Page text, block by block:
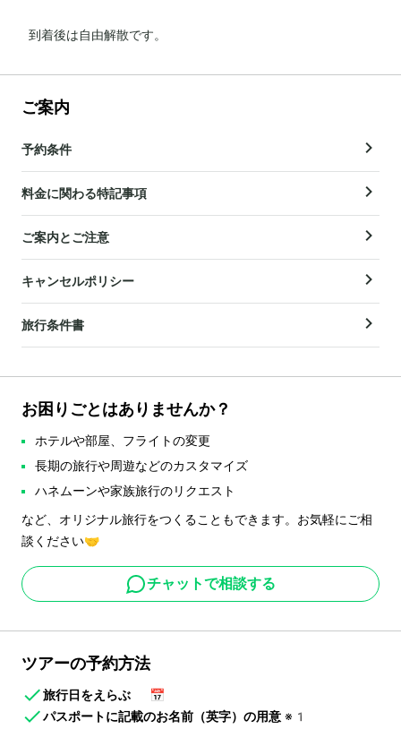
到着後は自由解散です。
ご案内
予約条件
料金に関わる特記事項
ご案内とご注意
キャンセルポリシー
旅行条件書
お困りごとはありませんか？
ホテルや部屋、フライトの変更
長期の旅行や周遊などのカスタマイズ
ハネムーンや家族旅行のリクエスト
など、オリジナル旅行をつくることもできます。お気軽にご相
談ください🤝
チャットで相談する
ツアーの予約方法
旅行日をえらぶ
📅
パスポートに記載のお名前（英字）の用意 ※1